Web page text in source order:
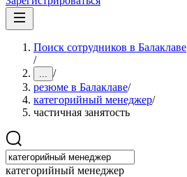
Поиск сотрудников в Балаклаве
/
... /
резюме в Балаклаве/
категорийный менеджер/
частичная занятость
категорийный менеджер